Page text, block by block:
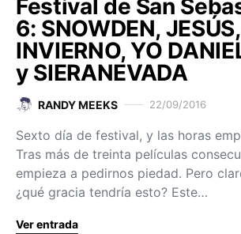
Festival de San
6: SNOWDEN,
INVIERNO, YO
y SIERANEVADA
RANDY MEEKS 22/09/2016
Sexto día de festival, y las horas
Tras más de treinta películas
empieza a pedirnos piedad. Pero
¿qué gracia tendría esto? Este…
Ver entrada